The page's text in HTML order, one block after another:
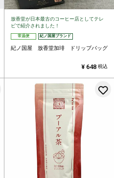
放香堂が日本最古のコーヒー店としてテレ
ビで紹介されました！
常温便 紀ノ国屋ブランド
紀ノ国屋 放香堂加琲 ドリップバッグ
¥ 648 税込
お気に入りに登録する